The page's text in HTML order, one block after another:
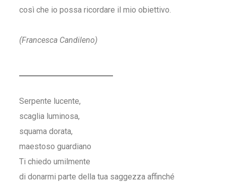
così che io possa ricordare il mio obiettivo.
(Francesca Candileno)
Serpente lucente,
scaglia luminosa,
squama dorata,
maestoso guardiano
Ti chiedo umilmente
di donarmi parte della tua saggezza affinché